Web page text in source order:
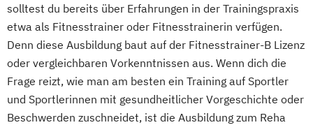
solltest du bereits über Erfahrungen in der Trainingspraxis
etwa als Fitnesstrainer oder Fitnesstrainerin verfügen.
Denn diese Ausbildung baut auf der Fitnesstrainer-B Lizenz
oder vergleichbaren Vorkenntnissen aus. Wenn dich die
Frage reizt, wie man am besten ein Training auf Sportler
und Sportlerinnen mit gesundheitlicher Vorgeschichte oder
Beschwerden zuschneidet, ist die Ausbildung zum Reha